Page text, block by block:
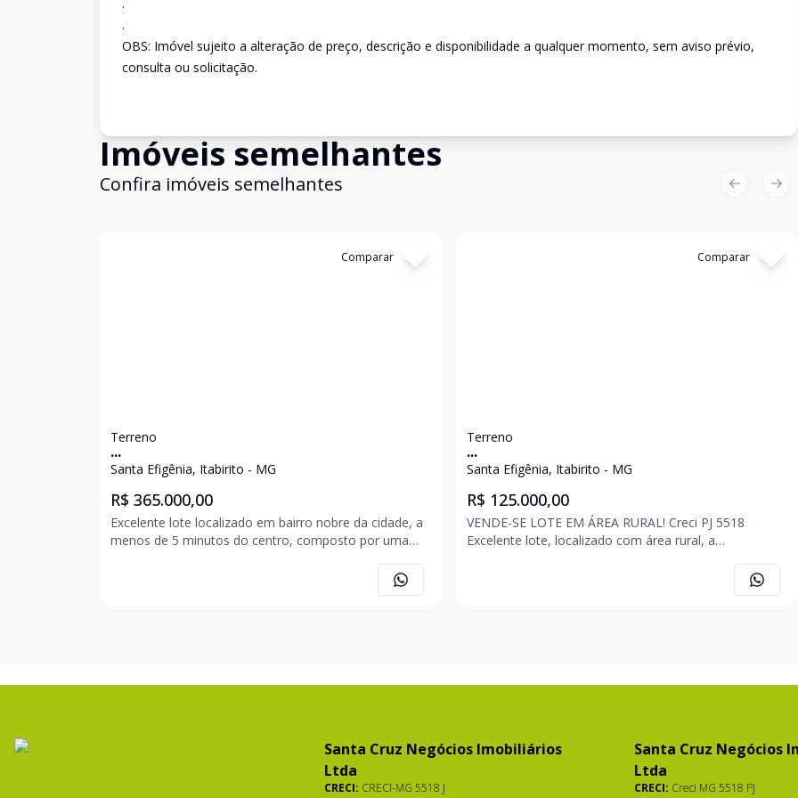
.
OBS: Imóvel sujeito a alteração de preço, descrição e disponibilidade a qualquer momento, sem aviso prévio,
consulta ou solicitação.
Imóveis semelhantes
Confira imóveis semelhantes
Comparar
Terreno
...
Santa Efigênia, Itabirito - MG
R$ 365.000,00
Excelente lote localizado em bairro nobre da cidade, a
menos de 5 minutos do centro, composto por uma
Comparar
Terreno
...
Santa Efigênia, Itabirito - MG
R$ 125.000,00
VENDE-SE LOTE EM ÁREA RURAL! Creci PJ 5518
Excelente lote, localizado com área rural, a
UPA 24 horas e rodoviária, região de fácil acesso, a
Previous
Santa Cruz Negócios Imobiliários
Ltda
CRECI: CRECI-MG 5518 J
Santa Cruz Negócios
Ltda
CRECI: Creci MG 5518 PJ